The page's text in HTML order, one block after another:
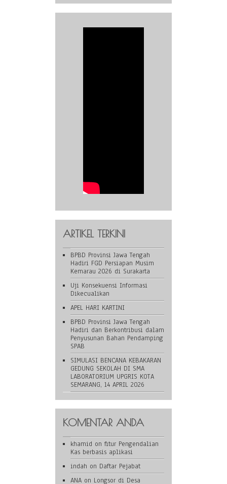
ARTIKEL TERKINI
BPBD Provinsi Jawa Tengah
Hadiri FGD Persiapan Musim
Kemarau 2026 di Surakarta
Uji Konsekuensi Informasi
Dikecualikan
APEL HARI KARTINI
BPBD Provinsi Jawa Tengah
Hadiri dan Berkontribusi dalam
Penyusunan Bahan Pendamping
SPAB
SIMULASI BENCANA KEBAKARAN
GEDUNG SEKOLAH DI SMA
LABORATORIUM UPGRIS KOTA
SEMARANG, 14 APRIL 2026
KOMENTAR ANDA
khamid on fitur Pengendalian
Kas berbasis aplikasi
indah on Daftar Pejabat
ANA on Longsor di Desa